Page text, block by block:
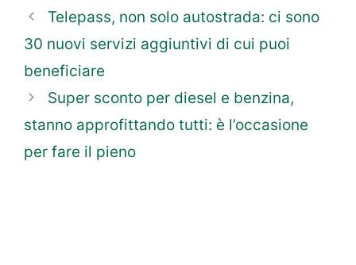
Telepass, non solo autostrada: ci sono
30 nuovi servizi aggiuntivi di cui puoi
beneficiare
Super sconto per diesel e benzina,
stanno approfittando tutti: è l’occasione
per fare il pieno